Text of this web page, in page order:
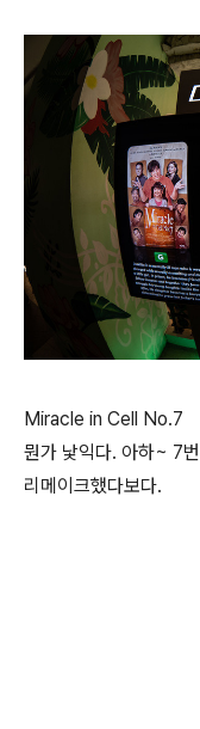
Miracle in Cell No.7
뭔가 낯익다. 아하~ 7
리메이크했다보다.